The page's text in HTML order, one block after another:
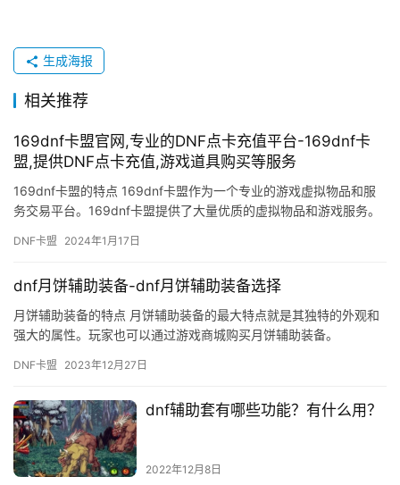
生成海报
相关推荐
169dnf卡盟官网,专业的DNF点卡充值平台-169dnf卡
盟,提供DNF点卡充值,游戏道具购买等服务
169dnf卡盟的特点 169dnf卡盟作为一个专业的游戏虚拟物品和服
务交易平台。169dnf卡盟提供了大量优质的虚拟物品和游戏服务。
DNF卡盟 2024年1月17日
dnf月饼辅助装备-dnf月饼辅助装备选择
月饼辅助装备的特点 月饼辅助装备的最大特点就是其独特的外观和
强大的属性。玩家也可以通过游戏商城购买月饼辅助装备。
DNF卡盟 2023年12月27日
dnf辅助套有哪些功能？有什么用？
2022年12月8日